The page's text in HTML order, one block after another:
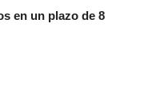
en un plazo de 8